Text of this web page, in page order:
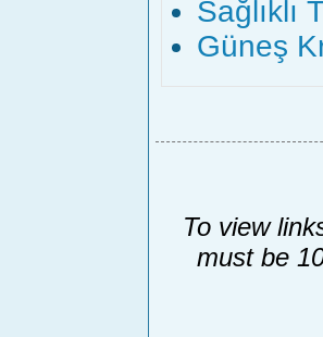
Sağlıklı
Güneş
To view
must be